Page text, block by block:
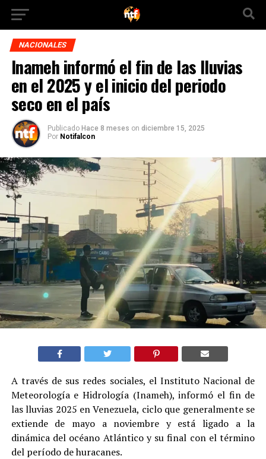
NACIONALES
Inameh informó el fin de las lluvias
en el 2025 y el inicio del periodo
seco en el país
Publicado Hace 8 meses on diciembre 15, 2025
Por Notifalcon
A través de sus redes sociales, el Instituto Nacional de
Meteorología e Hidrología (Inameh), informó el fin de
las lluvias 2025 en Venezuela, ciclo que generalmente se
extiende de mayo a noviembre y está ligado a la
dinámica del océano Atlántico y su final con el término
del período de huracanes.